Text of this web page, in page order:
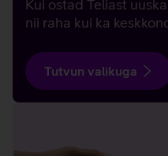
Kui ostad Teliast
nii raha kui ka
Tutvun valikuga